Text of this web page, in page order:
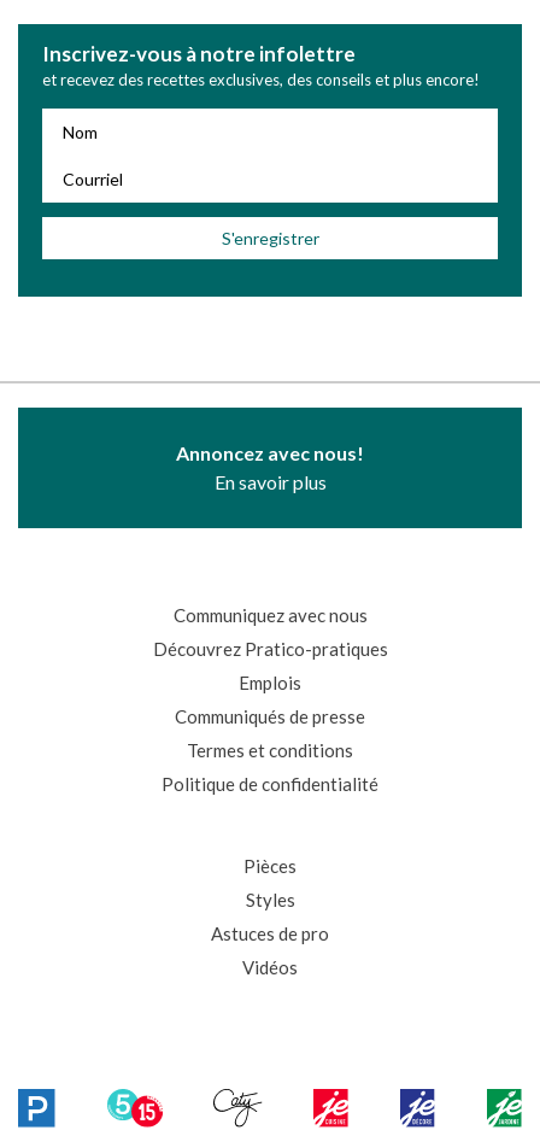
Inscrivez-vous à notre infolettre
et recevez des recettes exclusives, des conseils et plus encore!
Annoncez avec nous!
En savoir plus
Communiquez avec nous
Découvrez Pratico-pratiques
Emplois
Communiqués de presse
Termes et conditions
Politique de confidentialité
Pièces
Styles
Astuces de pro
Vidéos